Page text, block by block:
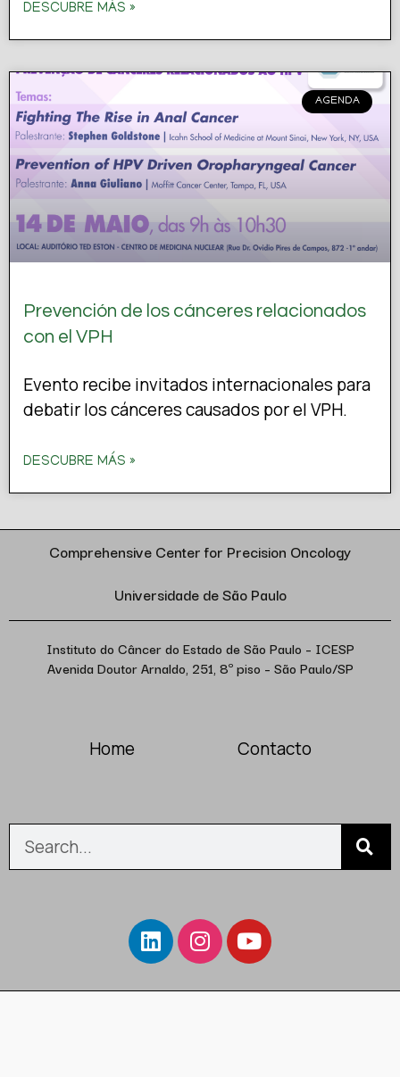
DESCUBRE MÁS »
AGENDA
Prevención de los cánceres relacionados
con el VPH
Evento recibe invitados internacionales para
debatir los cánceres causados por el VPH.
DESCUBRE MÁS »
Comprehensive Center for Precision Oncology
Universidade de São Paulo
Instituto do Câncer do Estado de São Paulo – ICESP
Avenida Doutor Arnaldo, 251, 8º piso – São Paulo/SP
Home Contacto